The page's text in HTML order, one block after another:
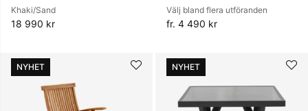
Khaki/Sand
18 990 kr
Välj bland flera utföranden
fr. 4 490 kr
NYHET NYHET